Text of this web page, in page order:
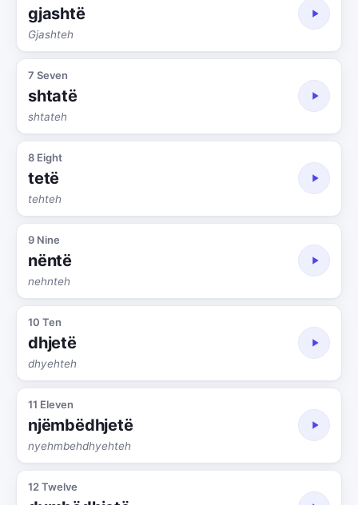
gjashtë
Gjashteh
7 Seven
shtatë
shtateh
8 Eight
tetë
tehteh
9 Nine
nëntë
nehnteh
10 Ten
dhjetë
dhyehteh
11 Eleven
njëmbëdhjetë
nyehmbehdhyehteh
12 Twelve